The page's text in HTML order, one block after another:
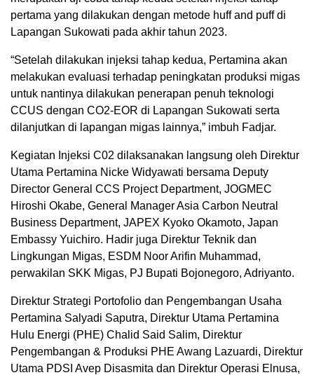
pertama yang dilakukan dengan metode huff and puff di
Lapangan Sukowati pada akhir tahun 2023.
“Setelah dilakukan injeksi tahap kedua, Pertamina akan
melakukan evaluasi terhadap peningkatan produksi migas
untuk nantinya dilakukan penerapan penuh teknologi
CCUS dengan CO2-EOR di Lapangan Sukowati serta
dilanjutkan di lapangan migas lainnya,” imbuh Fadjar.
Kegiatan Injeksi C02 dilaksanakan langsung oleh Direktur
Utama Pertamina Nicke Widyawati bersama Deputy
Director General CCS Project Department, JOGMEC
Hiroshi Okabe, General Manager Asia Carbon Neutral
Business Department, JAPEX Kyoko Okamoto, Japan
Embassy Yuichiro. Hadir juga Direktur Teknik dan
Lingkungan Migas, ESDM Noor Arifin Muhammad,
perwakilan SKK Migas, PJ Bupati Bojonegoro, Adriyanto.
Direktur Strategi Portofolio dan Pengembangan Usaha
Pertamina Salyadi Saputra, Direktur Utama Pertamina
Hulu Energi (PHE) Chalid Said Salim, Direktur
Pengembangan & Produksi PHE Awang Lazuardi, Direktur
Utama PDSI Avep Disasmita dan Direktur Operasi Elnusa,